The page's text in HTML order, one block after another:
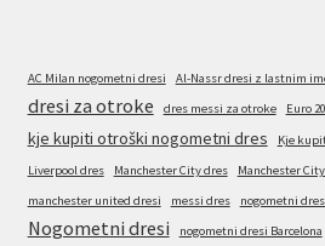
AC Milan nogometni dresi Al-Nassr dresi z lastnim
dresi za otroke dres messi za otroke Euro
kje kupiti otroški nogometni dres
Kje
Liverpool dres
Manchester City dres
Manchester
manchester united dresi
messi dres nogometni
Nogometni dresi nogometni dresi Barcelona